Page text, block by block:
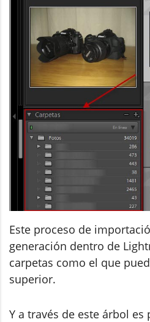
Este proceso de
generación dentro de
carpetas como el que
superior.
Y a través de este árbol